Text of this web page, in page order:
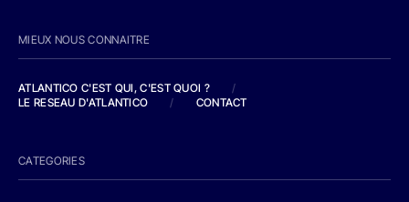
MIEUX NOUS CONNAITRE
ATLANTICO C'EST QUI, C'EST QUOI ?
/
LE RESEAU D'ATLANTICO
/ CONTACT
CATEGORIES